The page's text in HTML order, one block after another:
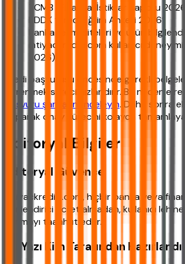
TCMB “Finansal İstikrar Raporu
BDDK “Kredi Eğilim Anketi 2026”
Banka resmi siteleri ve ürün
ihtiyackredisi.com kullanıcı
2026)
Kredi başvurusu öncesinde gerekli
öğrenmek süreci hızlandırır. Bu nedenle
başvuru şartlarını inceleyin. Daha sonra
yaparak onay sürecini kolayca
Editoryal Bilgiler
Editoryal Güvence
ihtiyackredisi.com, hiçbir banka veya
yönlendirici ücret almadan, kullanıcı
sunmayı taahhüt eder.
Bu Yazı Kim Tarafından